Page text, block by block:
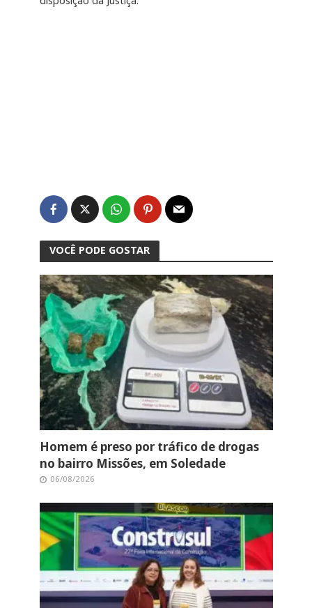
VOCÊ PODE GOSTAR
Homem é preso por tráfico de drogas
no bairro Missões, em Soledade
06/08/2026